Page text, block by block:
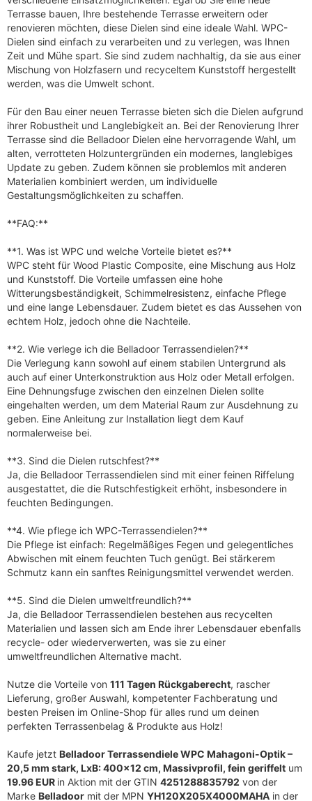
Terrasse bauen, Ihre bestehende Terrasse erweitern oder
renovieren möchten, diese Dielen sind eine ideale Wahl. WPC-
Dielen sind einfach zu verarbeiten und zu verlegen, was Ihnen
Zeit und Mühe spart. Sie sind zudem nachhaltig, da sie aus einer
Mischung von Holzfasern und recyceltem Kunststoff hergestellt
werden, was die Umwelt schont.
Für den Bau einer neuen Terrasse bieten sich die Dielen aufgrund
ihrer Robustheit und Langlebigkeit an. Bei der Renovierung Ihrer
Terrasse sind die Belladoor Dielen eine hervorragende Wahl, um
alten, verrotteten Holzuntergründen ein modernes, langlebiges
Update zu geben. Zudem können sie problemlos mit anderen
Materialien kombiniert werden, um individuelle
Gestaltungsmöglichkeiten zu schaffen.
**FAQ:**
**1. Was ist WPC und welche Vorteile bietet es?**
WPC steht für Wood Plastic Composite, eine Mischung aus Holz
und Kunststoff. Die Vorteile umfassen eine hohe
Witterungsbeständigkeit, Schimmelresistenz, einfache Pflege
und eine lange Lebensdauer. Zudem bietet es das Aussehen von
echtem Holz, jedoch ohne die Nachteile.
**2. Wie verlege ich die Belladoor Terrassendielen?**
Die Verlegung kann sowohl auf einem stabilen Untergrund als
auch auf einer Unterkonstruktion aus Holz oder Metall erfolgen.
Eine Dehnungsfuge zwischen den einzelnen Dielen sollte
eingehalten werden, um dem Material Raum zur Ausdehnung zu
geben. Eine Anleitung zur Installation liegt dem Kauf
normalerweise bei.
**3. Sind die Dielen rutschfest?**
Ja, die Belladoor Terrassendielen sind mit einer feinen Riffelung
ausgestattet, die die Rutschfestigkeit erhöht, insbesondere in
feuchten Bedingungen.
**4. Wie pflege ich WPC-Terrassendielen?**
Die Pflege ist einfach: Regelmäßiges Fegen und gelegentliches
Abwischen mit einem feuchten Tuch genügt. Bei stärkerem
Schmutz kann ein sanftes Reinigungsmittel verwendet werden.
**5. Sind die Dielen umweltfreundlich?**
Ja, die Belladoor Terrassendielen bestehen aus recycelten
Materialien und lassen sich am Ende ihrer Lebensdauer ebenfalls
recycle- oder wiederverwerten, was sie zu einer
umweltfreundlichen Alternative macht.
Nutze die Vorteile von 111 Tagen Rückgaberecht, rascher
Lieferung, großer Auswahl, kompetenter Fachberatung und
besten Preisen im Online-Shop für alles rund um deinen
perfekten Terrassenbelag & Produkte aus Holz!
Kaufe jetzt Belladoor Terrassendiele WPC Mahagoni-Optik –
20,5 mm stark, LxB: 400×12 cm, Massivprofil, fein geriffelt um
19.96 EUR in Aktion mit der GTIN 4251288835792 von der
Marke Belladoor mit der MPN YH120X205X4000MAHA in der